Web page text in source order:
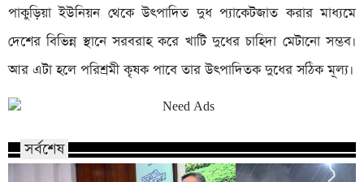
পাকুড়িয়া ইউনিয়ন থেকে উৎপাদিত দুধ প্যাকেটজাত করার মাধ্যমে
দেশের বিভিন্ন স্থানে সরবরাহ করে খাটি দুধের চাহিদা মেটানো সম্ভব।
আর এটা হলে পরিশ্রমী কৃষক পাবে তার উৎপাদিতক দুধের সঠিক মূল্য।
সর্বশেষ